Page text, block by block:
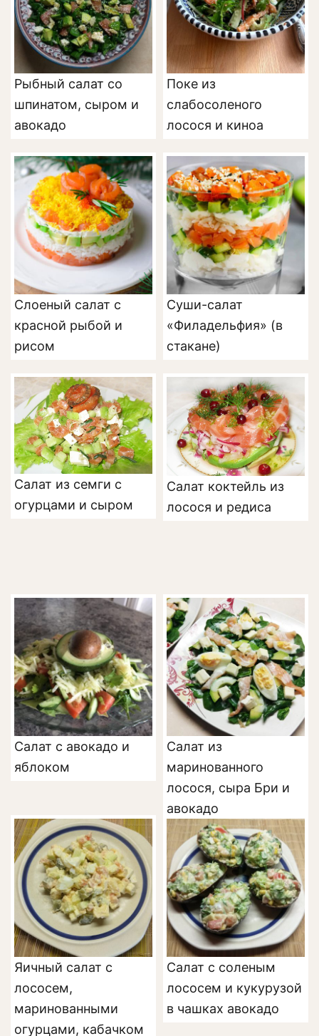
Рыбный салат со
шпинатом, сыром и
авокадо
Поке из
слабосоленого
лосося и киноа
Слоеный салат с
красной рыбой и
рисом
Суши-салат
«Филадельфия» (в
стакане)
Салат из семги с
огурцами и сыром
Салат коктейль из
лосося и редиса
Салат с авокадо и
яблоком
Салат из
маринованного
лосося, сыра Бри и
авокадо
Яичный салат с
лососем,
маринованными
огурцами, кабачком
Салат с соленым
лососем и кукурузой
в чашках авокадо